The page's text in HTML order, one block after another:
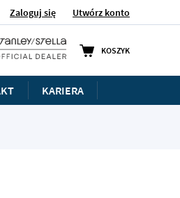
Zaloguj się Utwórz konto
KOSZYK
KARIERA